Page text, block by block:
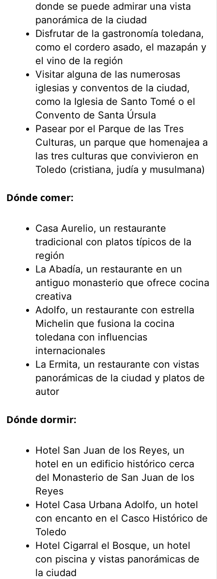
donde se puede admirar una vista
panorámica de la ciudad
Disfrutar de la gastronomía toledana,
como el cordero asado, el mazapán y
el vino de la región
Visitar alguna de las numerosas
iglesias y conventos de la ciudad,
como la Iglesia de Santo Tomé o el
Convento de Santa Úrsula
Pasear por el Parque de las Tres
Culturas, un parque que homenajea a
las tres culturas que convivieron en
Toledo (cristiana, judía y musulmana)
Dónde comer:
Casa Aurelio, un restaurante
tradicional con platos típicos de la
región
La Abadía, un restaurante en un
antiguo monasterio que ofrece cocina
creativa
Adolfo, un restaurante con estrella
Michelin que fusiona la cocina
toledana con influencias
internacionales
La Ermita, un restaurante con vistas
panorámicas de la ciudad y platos de
autor
Dónde dormir:
Hotel San Juan de los Reyes, un
hotel en un edificio histórico cerca
del Monasterio de San Juan de los
Reyes
Hotel Casa Urbana Adolfo, un hotel
con encanto en el Casco Histórico de
Toledo
Hotel Cigarral el Bosque, un hotel
con piscina y vistas panorámicas de
la ciudad